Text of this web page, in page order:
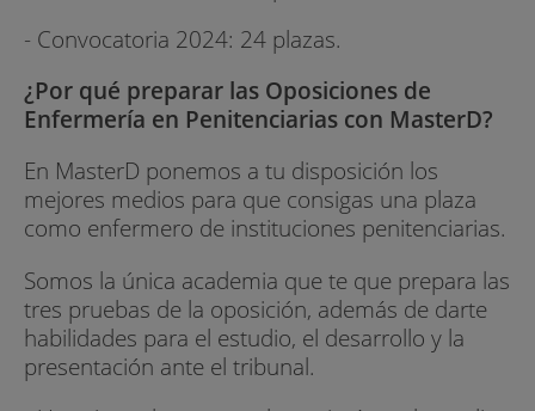
- Convocatoria 2024: 24 plazas.
¿Por qué preparar las Oposiciones de
Enfermería en Penitenciarias con MasterD?
En MasterD ponemos a tu disposición los
mejores medios para que consigas una plaza
como enfermero de instituciones penitenciarias.
Somos la única academia que te que prepara las
tres pruebas de la oposición, además de darte
habilidades para el estudio, el desarrollo y la
presentación ante el tribunal.